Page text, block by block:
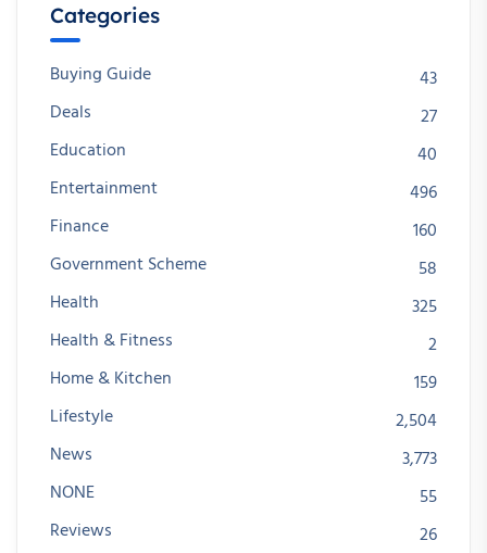
Categories
Buying Guide
43
Deals
27
Education
40
Entertainment
496
Finance
160
Government Scheme
58
Health
325
Health & Fitness
2
Home & Kitchen
159
Lifestyle
2,504
News
3,773
NONE
55
Reviews
26